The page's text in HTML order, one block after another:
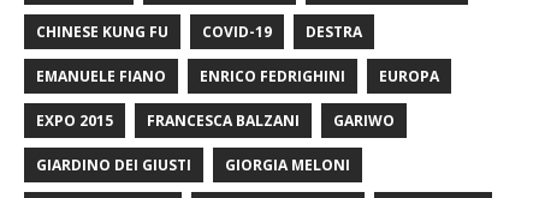
CHINESE KUNG FU COVID-19 DESTRA
EMANUELE FIANO ENRICO FEDRIGHINI EUROPA
EXPO 2015 FRANCESCA BALZANI GARIWO
GIARDINO DEI GIUSTI GIORGIA MELONI